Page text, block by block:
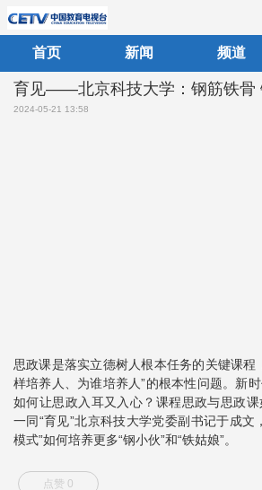
首页 新闻 频道
育见——北京科技大学：钢筋铁骨
2024-05-21 13:58
思政课是落实立德树人根本任务的关键课程
样培养人、为谁培养人”的根本性问题。新
如何让思政入耳又入心？课程思政与思政课
一同“育见”北京科技大学党委副书记于成文
模式”如何培养更多“钢小伙”和“铁姑娘”。
点赞 0